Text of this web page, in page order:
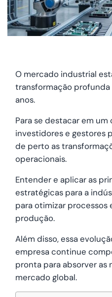
O mercado industrial
transformação
anos.
Para se destacar em
investidores e gestores
de perto as
operacionais.
Entender e aplicar as
estratégicas para a
para otimizar processos
produção.
Além disso, essa
empresa continue
pronta para absorver as
mercado global.